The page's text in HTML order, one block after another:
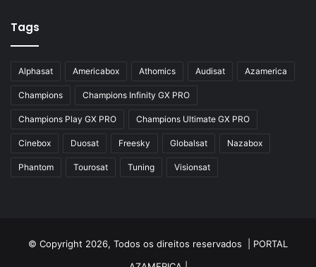
Tags
Alphasat Americabox Athomics Audisat Azamerica
Champions Champions Infinity GX PRO
Champions Play GX PRO Champions Ultimate GX PRO
Cinebox Duosat Freesky Globalsat Nazabox
Phantom Tourosat Tuning Visionsat
© Copyright 2026, Todos os direitos reservados | PORTAL